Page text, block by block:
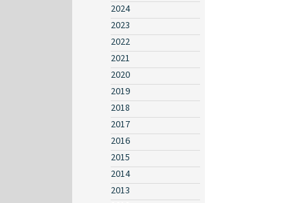
2024
2023
2022
2021
2020
2019
2018
2017
2016
2015
2014
2013